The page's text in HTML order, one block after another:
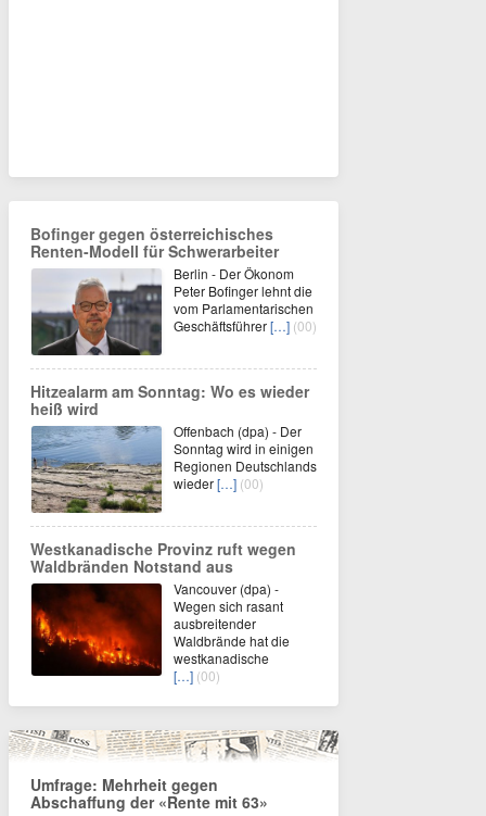
Bofinger gegen österreichisches
Renten-Modell für Schwerarbeiter
Berlin - Der Ökonom
Peter Bofinger lehnt die
vom Parlamentarischen
Geschäftsführer[…] (00)
Hitzealarm am Sonntag: Wo es wieder
heiß wird
Offenbach (dpa) - Der
Sonntag wird in einigen
Regionen Deutschlands
wieder[…] (00)
Westkanadische Provinz ruft wegen
Waldbränden Notstand aus
Vancouver (dpa) -
Wegen sich rasant
ausbreitender
Waldbrände hat die
westkanadische
[…] (00)
Umfrage: Mehrheit gegen
Abschaffung der «Rente mit 63»